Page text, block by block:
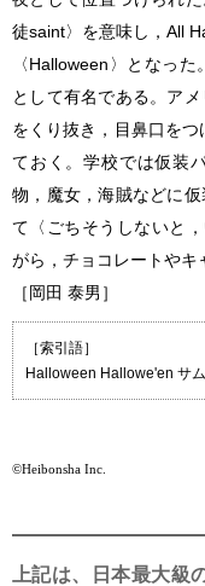
徒saint〉を意味し，All
〈Halloween〉となっ
として有名である。ア
をくり抜き，目鼻口を
ておく。学校では仮装
物，魔女，海賊などに
て〈ごちそうしないと
がら，チョコレートやキ
［岡田 泰男］
［索引語］
Halloween Hallowe'en サ
©Heibonsha Inc.
上記は、日本最大級